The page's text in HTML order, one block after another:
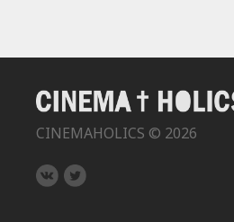
CINEMAHOLICS © 2026